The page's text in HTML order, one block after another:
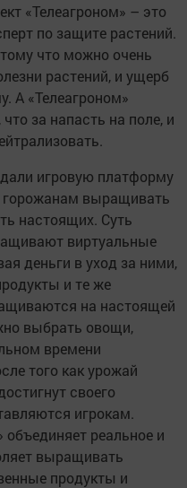
«Телеагроном» – это
по защите растений.
что можно очень
растений, и ущерб
А «Телеагроном»
за напасть на поле, и
игровую платформу
выращивать
настоящих. Суть
виртуальные
деньги в уход за ними,
и те же
на настоящей
выбрать овощи,
времени
того как урожай
своего
игрокам.
реальное и
выращивать
продукты и